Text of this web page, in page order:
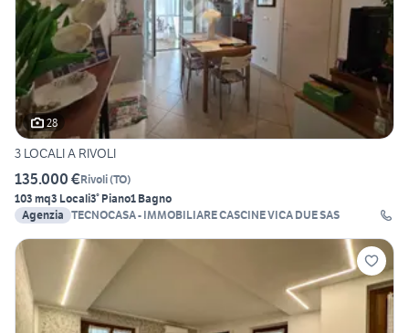
28
3 LOCALI A RIVOLI
135.000 €Rivoli(TO)
103 mq3 Locali3° Piano1 Bagno
Agenzia TECNOCASA - IMMOBILIARE CASCINE VICA DUE SAS